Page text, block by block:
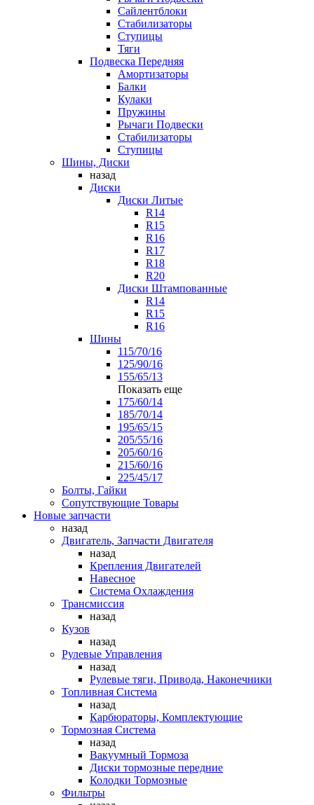
Сайлентблоки
Стабилизаторы
Ступицы
Тяги
Подвеска Передняя
Амортизаторы
Балки
Кулаки
Пружины
Рычаги Подвески
Стабилизаторы
Ступицы
Шины, Диски
назад
Диски
Диски Литые
R14
R15
R16
R17
R18
R20
Диски Штампованные
R14
R15
R16
Шины
115/70/16
125/90/16
155/65/13
Показать еще
175/60/14
185/70/14
195/65/15
205/55/16
205/60/16
215/60/16
225/45/17
Болты, Гайки
Сопутствующие Товары
Новые запчасти
назад
Двигатель, Запчасти Двигателя
назад
Крепления Двигателей
Навесное
Система Охлаждения
Трансмиссия
назад
Кузов
назад
Рулевые Управления
назад
Рулевые тяги, Привода, Наконечники
Топливная Система
назад
Карбюраторы, Комплектующие
Тормозная Система
назад
Вакуумный Тормоза
Диски тормозные передние
Колодки Тормозные
Фильтры